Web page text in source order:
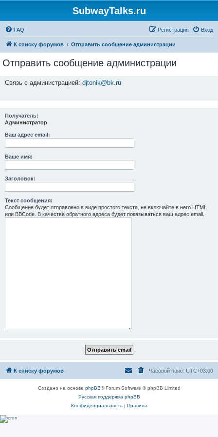
SubwayTalks.ru
FAQ Вход
Регистрация
К списку форумов Отправить сообщение администрации
Отправить сообщение администрации
Связь с администрацией: djtonik@bk.ru
Получатель:
Администратор
Ваш адрес email:
Ваше имя:
Заголовок:
Текст сообщения:
Сообщение будет отправлено в виде простого текста, не включайте в него HTML
или BBCode. В качестве обратного адреса будет показываться ваш адрес email.
К списку форумов Часовой пояс: UTC+03:00
Создано на основе phpBB® Forum Software © phpBB Limited
Русская поддержка phpBB
Конфиденциальность| Правила